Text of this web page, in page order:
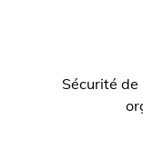
Sécurité